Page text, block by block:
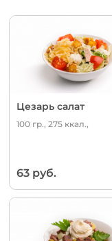
Цезарь салат
100 гр., 275 ккал.,
63 руб.